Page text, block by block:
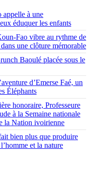
appelle à une
éduquer les enfants
Fao vibre au rythme de
une clôture mémorable
Baoulé placée sous le
d’Emerse Faé, un
Éléphants
honoraire, Professeure
à la Semaine nationale
la Nation ivoirienne
bien plus que produire
et la nature